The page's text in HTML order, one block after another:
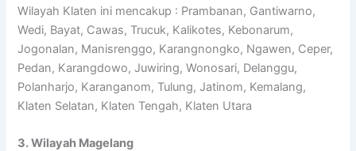
Wilayah Klaten ini mencakup : Prambanan, Gantiwarno,
Wedi, Bayat, Cawas, Trucuk, Kalikotes, Kebonarum,
Jogonalan, Manisrenggo, Karangnongko, Ngawen, Ceper,
Pedan, Karangdowo, Juwiring, Wonosari, Delanggu,
Polanharjo, Karanganom, Tulung, Jatinom, Kemalang,
Klaten Selatan, Klaten Tengah, Klaten Utara
3. Wilayah Magelang